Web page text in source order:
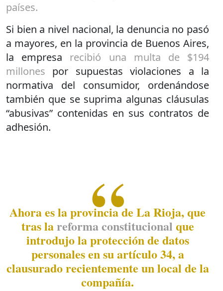
países.
Si bien a nivel nacional, la denuncia no pasó
a mayores, en la provincia de Buenos Aires,
la empresa recibió una multa de $194
millones por supuestas violaciones a la
normativa del consumidor, ordenándose
también que se suprima algunas cláusulas
“abusivas” contenidas en sus contratos de
adhesión.
Ahora es la provincia de La Rioja, que
tras la reforma constitucional que
introdujo la protección de datos
personales en su artículo 34, a
clausurado recientemente un local de la
compañía.